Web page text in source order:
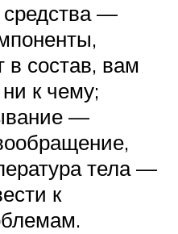
средства —
в состав, вам
к чему;
—
тела —
к